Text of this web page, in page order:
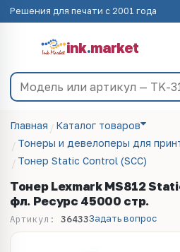
Решения для печати с 2001 года
ink.market
Главная
Каталог товаров
Тонеры и девелоперы для
Тонер Static Control (SCC)
Тонер Lexmark MS812
фл. Ресурс 45000 стр.
Артикул: 36433Задать вопрос